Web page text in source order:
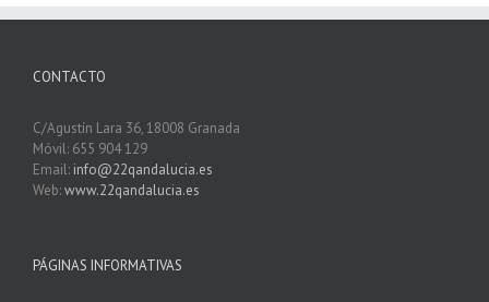
CONTACTO
C/Agustín Lara 36, 18008 Granada
Móvil: 655 904 129
Email: info@22qandalucia.es
Web:www.22qandalucia.es
PÁGINAS INFORMATIVAS